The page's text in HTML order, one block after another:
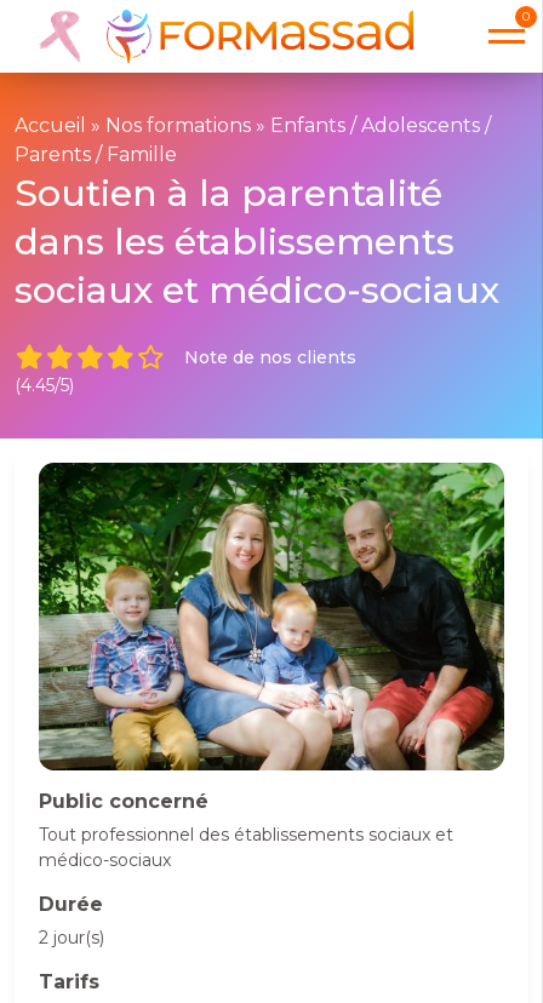
0
Accueil » Nos formations » Enfants / Adolescents /
Parents / Famille
Soutien à la parentalité
dans les établissements
sociaux et médico-sociaux
Note de nos clients
(4.45/5)
Public concerné
Tout professionnel des établissements sociaux et
médico-sociaux
Durée
2 jour(s)
Tarifs